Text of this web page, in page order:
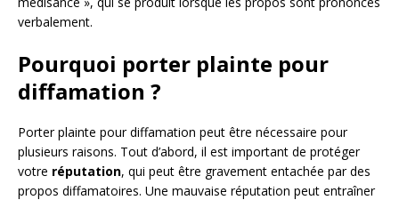
verbalement.
Pourquoi porter plainte pour
diffamation ?
Porter plainte pour diffamation peut être nécessaire pour
plusieurs raisons. Tout d’abord, il est important de protéger
votre réputation, qui peut être gravement entachée par des
propos diffamatoires. Une mauvaise réputation peut entraîner